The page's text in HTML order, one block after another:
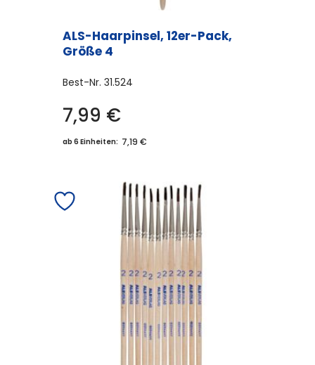
ALS-Haarpinsel, 12er-Pack,
Größe 4
Best-Nr. 31.524
7,99 €
ab 6 Einheiten: 7,19 €